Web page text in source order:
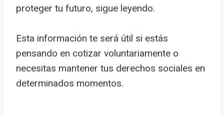
proteger tu futuro, sigue leyendo.
Esta información te será útil si estás
pensando en cotizar voluntariamente o
necesitas mantener tus derechos sociales en
determinados momentos.